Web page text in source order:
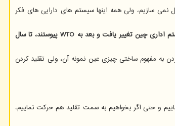
نمی سازیم، ولی همه اینها سیستم های دارایی های فکر
سال های قبل کشور چین را بعنوان کشور کپی کار می شناختیم، ولی هم اکنون این کشور پیشرو حوزه توسعه فناوری قلمداد می شود؛ چون از آغاز ۱۹۸۰ میلادی که سیستم اداری چین تغییر یافت و بعد به WTO پیوستند، تا سال
به مفهوم ساختی چیزی عین نمونه آن، ولی تقلید کردن
و حتی اگر بخواهیم به سمت تقلید هم حرکت نماییم،